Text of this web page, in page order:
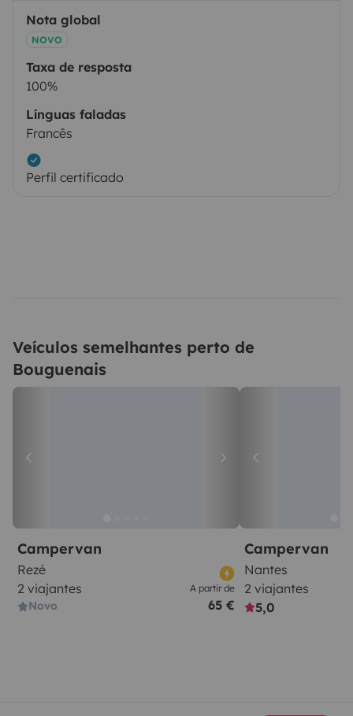
Nota global
NOVO
Taxa de resposta
100%
Línguas faladas
Francês
Perfil certificado
Veículos semelhantes perto de
Bouguenais
Campervan
Rezé
2 viajantes
Novo
A partir de
65 €
Campervan
Nantes
2 viajantes
5,0